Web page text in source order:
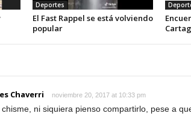
Deportes
El Fast Rappel se está volviendo
popular
Chaverri noviembre 20, 2017 at 10:33 pm
ni siquiera pienso compartirlo, pese a